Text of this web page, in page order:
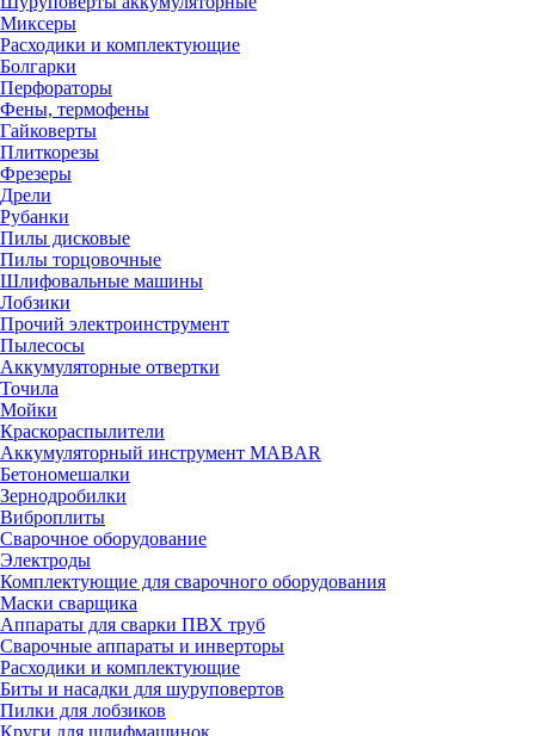
Миксеры
Расходики и комплектующие
Болгарки
Перфораторы
Фены, термофены
Гайковерты
Плиткорезы
Фрезеры
Дрели
Рубанки
Пилы дисковые
Пилы торцовочные
Шлифовальные машины
Лобзики
Прочий электроинструмент
Пылесосы
Аккумуляторные отвертки
Точила
Мойки
Краскораспылители
Аккумуляторный инструмент MABAR
Бетономешалки
Зернодробилки
Виброплиты
Сварочное оборудование
Электроды
Комплектующие для сварочного оборудования
Маски сварщика
Аппараты для сварки ПВХ труб
Сварочные аппараты и инверторы
Расходики и комплектующие
Биты и насадки для шуруповертов
Пилки для лобзиков
Круги для шлифмашинок